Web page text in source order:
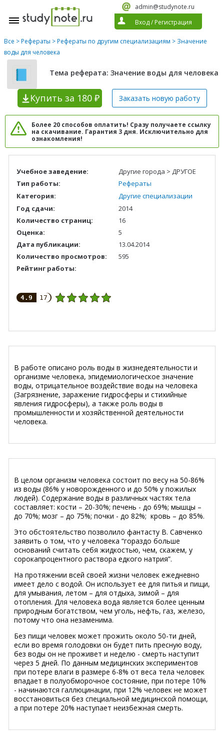
admin@studynote.ru
Вход/ Регистрация
Все >Рефераты >Рефераты по другим специализациям > Значение
воды для человека
Тема реферата: Значение воды для человека
Купить за 180 ₽ Заказать новую работу
Более 20 способов оплатить! Сразу получаете ссылку
на скачивание. Гарантия 3 дня. Исключительно для
ознакомления!
Учебное заведение:
Другие города > ДРУГОЕ
Тип работы:
Рефераты
Категория:
Другие специализации
Год сдачи:
2014
Количество страниц:
16
Оценка:
5
Дата публикации:
13.04.2014
Количество просмотров:
595
Рейтинг работы:
4.9 17
В работе описано роль воды в жизнедеятельности и
организме человека, эпидемиологическое значение
воды, отрицательное воздействие воды на человека
(Загрязнение, заражение гидросферы и стихийные
явления гидросферы), а также роль воды в
промышленности и хозяйственной деятельности
человека.
В целом организм человека состоит по весу на 50-86%
из воды (86% у новорожденного и до 50% у пожилых
людей). Содержание воды в различных частях тела
составляет: кости – 20-30%; печень - до 69%; мышцы –
до 70%; мозг – до 75%; почки - до 82%; кровь – до 85%.
Это обстоятельство позволило фантасту В. Савченко
заявить о том, что у человека “гораздо больше
оснований считать себя жидкостью, чем, скажем, у
сорокапроцентного раствора едкого натрия”.
На протяжении всей своей жизни человек ежедневно
имеет дело с водой. Он использует ее для питья и пищи,
для умывания, летом – для отдыха, зимой – для
отопления. Для человека вода является более ценным
природным богатством, чем уголь, нефть, газ, железо,
потому что она незаменима.
Без пищи человек может прожить около 50-ти дней,
если во время голодовки он будет пить пресную воду,
без воды он не проживет и неделю - смерть наступит
через 5 дней. По данным медицинских экспериментов
при потере влаги в размере 6-8% от веса тела человек
впадает в полуобморочное состояние, при потере 10%
- начинаются галлюцинации, при 12% человек не может
восстановиться без специальной медицинской помощи,
а при потере 20% наступает неизбежная смерть.